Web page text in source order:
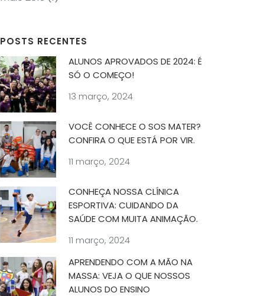
POSTS RECENTES
ALUNOS APROVADOS DE 2024: É
SÓ O COMEÇO!
13 março, 2024
VOCÊ CONHECE O SOS MATER?
CONFIRA O QUE ESTÁ POR VIR.
11 março, 2024
CONHEÇA NOSSA CLÍNICA
ESPORTIVA: CUIDANDO DA
SAÚDE COM MUITA ANIMAÇÃO.
11 março, 2024
APRENDENDO COM A MÃO NA
MASSA: VEJA O QUE NOSSOS
ALUNOS DO ENSINO